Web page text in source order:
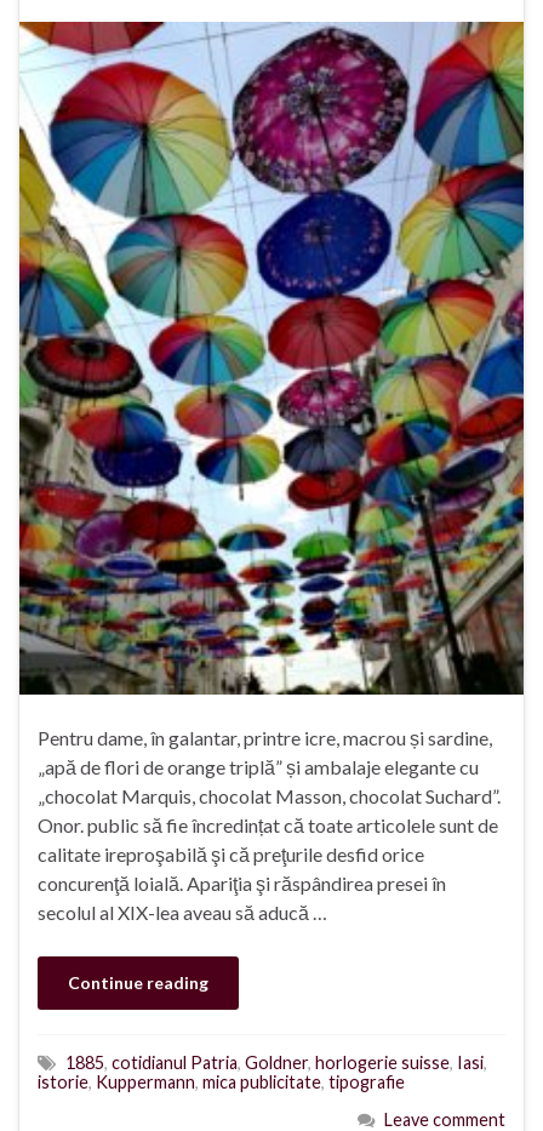
Pentru dame, în galantar, printre icre, macrou și sardine,
„apă de flori de orange triplă” și ambalaje elegante cu
„chocolat Marquis, chocolat Masson, chocolat Suchard”.
Onor. public să fie încredințat că toate articolele sunt de
calitate ireproşabilă şi că preţurile desfid orice
concurenţă loială. Apariţia şi răspândirea presei în
secolul al XIX-lea aveau să aducă …
Continue reading
1885, cotidianul Patria, Goldner, horlogerie suisse, Iasi,
istorie, Kuppermann, mica publicitate, tipografie
Leave comment